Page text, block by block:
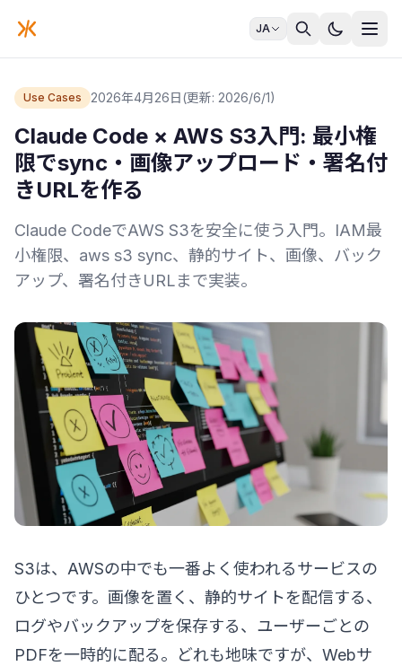
JA
Use Cases 2026年4月26日(更新: 2026/6/1)
Claude Code × AWS S3入門: 最小権
限でsync・画像アップロード・署名付
きURLを作る
Claude CodeでAWS S3を安全に使う入門。IAM最
小権限、aws s3 sync、静的サイト、画像、バック
アップ、署名付きURLまで実装。
S3は、AWSの中でも一番よく使われるサービスの
ひとつです。画像を置く、静的サイトを配信する、
ログやバックアップを保存する、ユーザーごとの
PDFを一時的に配る。どれも地味ですが、Webサ